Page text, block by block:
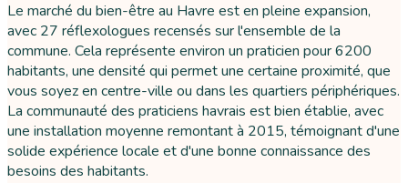
Le marché du bien-être au Havre est en pleine expansion,
avec 27 réflexologues recensés sur l'ensemble de la
commune. Cela représente environ un praticien pour 6200
habitants, une densité qui permet une certaine proximité, que
vous soyez en centre-ville ou dans les quartiers périphériques.
La communauté des praticiens havrais est bien établie, avec
une installation moyenne remontant à 2015, témoignant d'une
solide expérience locale et d'une bonne connaissance des
besoins des habitants.